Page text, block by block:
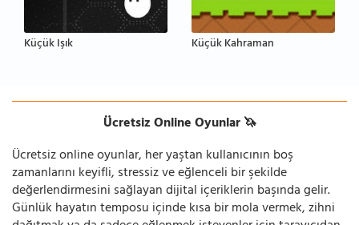
Küçük Işık Küçük Kahraman
Ücretsiz Online Oyunlar 🦄
Ücretsiz online oyunlar, her yaştan kullanıcının boş
zamanlarını keyifli, stressiz ve eğlenceli bir şekilde
değerlendirmesini sağlayan dijital içeriklerin başında gelir.
Günlük hayatın temposu içinde kısa bir mola vermek, zihni